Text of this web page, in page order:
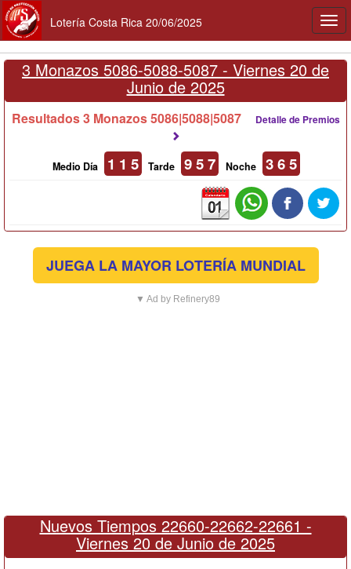
Lotería Costa Rica 20/06/2025
3 Monazos 5086-5088-5087 - Viernes 20 de
Junio de 2025
Resultados 3 Monazos 5086|5088|5087 Detalle de Premios
Medio Día 1 1 5 Tarde 9 5 7 Noche 3 6 5
JUEGA LA MAYOR LOTERÍA MUNDIAL
▼ Ad by Refinery89
Nuevos Tiempos 22660-22662-22661 -
Viernes 20 de Junio de 2025